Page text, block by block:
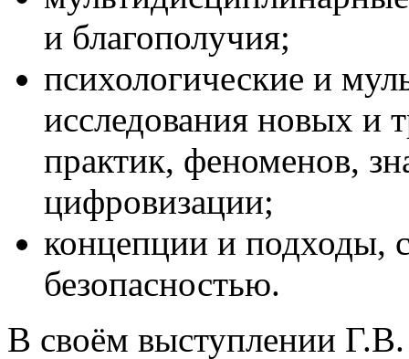
и благополучия;
психологические и
исследования новых и
практик, феноменов,
цифровизации;
концепции и подходы,
безопасностью.
В своём выступлении Г.В.